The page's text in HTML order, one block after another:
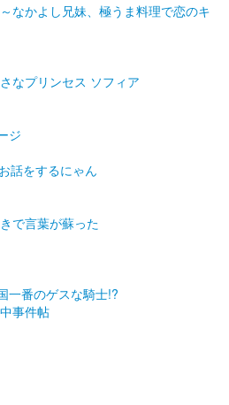
なかよし兄妹、極うま料理で恋のキ
なプリンセス ソフィア
ジ
話をするにゃん
で言葉が蘇った
一番のゲスな騎士!?
事件帖